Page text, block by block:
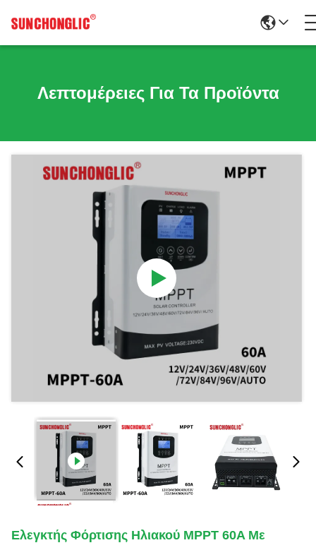
Λεπτομέρειες Για Τα Προϊόντα
Ελεγκτής Φόρτισης Ηλιακού MPPT 60A Με